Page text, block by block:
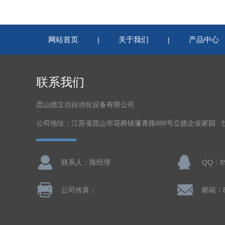
网站首页 | 关于我们 | 产品中心
联系我们
昆山德立功自动化设备有限公司
公司地址：江苏省昆山市花桥镇蓬青路888号立德企业家园
联系人：陈经理 QQ：
公司传真： 邮箱